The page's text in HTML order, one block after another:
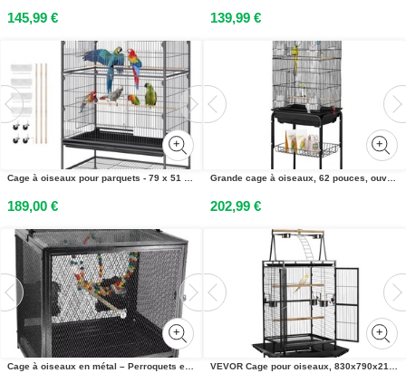
145,99 € 139,99 €
Cage à oiseaux pour parquets - 79 x 51 x 132 cm - Noir - Modèle standard à roulettes - Avec plateau de transport
189,00 €
Grande cage à oiseaux, 62 pouces, ouverte en haut avec support à roulettes, spacieuse pour perroquets et perruches
202,99 €
Cage à oiseaux en métal – Perroquets et perruches – Avec jouets, perchoir et solution de transport – Hauteur 56 cm – Tiroir amovible VEVOR Cage pour oiseaux, 830x790x2100 mm, dessus ouvert, volière en fer forgé avec perchoirs, bac & mangeoires en plastique, pour perruches nymphes, perruches moines perroquets gris